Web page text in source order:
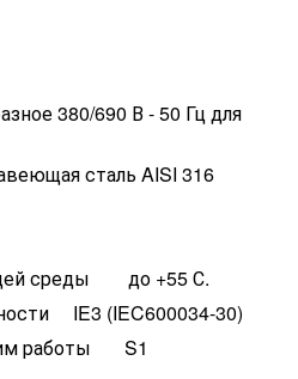
380/690 В - 50 Гц для
сталь AISI 316
среды до +55 С.
IE3 (IEC600034-30)
работы S1